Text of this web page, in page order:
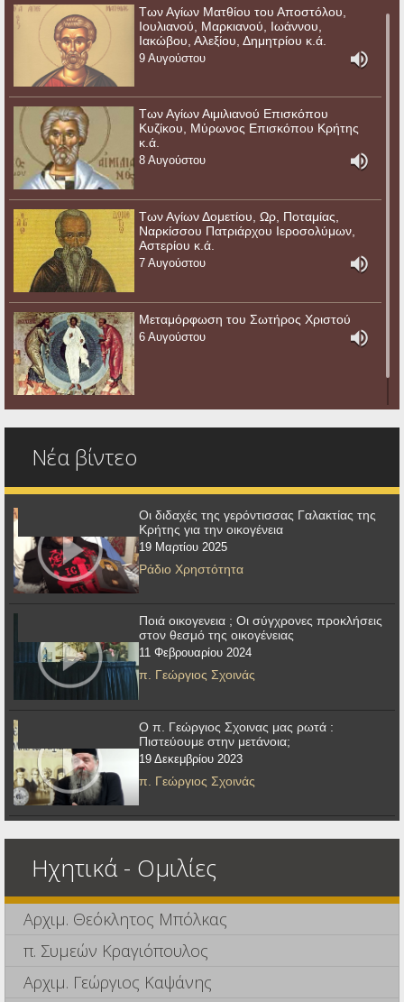
Των Αγίων Ματθίου του Αποστόλου,
Ιουλιανού, Μαρκιανού, Ιωάννου,
Ιακώβου, Αλεξίου, Δημητρίου κ.ά.
9 Αυγούστου
Των Αγίων Αιμιλιανού Επισκόπου
Κυζίκου, Μύρωνος Επισκόπου Κρήτης
κ.ά.
8 Αυγούστου
Των Αγίων Δομετίου, Ωρ, Ποταμίας,
Ναρκίσσου Πατριάρχου Ιεροσολύμων,
Αστερίου κ.ά.
7 Αυγούστου
Μεταμόρφωση του Σωτήρος Χριστού
6 Αυγούστου
Νέα βίντεο
Οι διδαχές της γερόντισσας Γαλακτίας της
Κρήτης για την οικογένεια
19 Μαρτίου 2025
Ράδιο Χρηστότητα
Ποιά οικογενεια ; Οι σύγχρονες προκλήσεις
στον θεσμό της οικογένειας
11 Φεβρουαρίου 2024
π. Γεώργιος Σχοινάς
Ο π. Γεώργιος Σχοινας μας ρωτά :
Πιστεύουμε στην μετάνοια;
19 Δεκεμβρίου 2023
π. Γεώργιος Σχοινάς
Ηχητικά - Ομιλίες
Αρχιμ. Θεόκλητος Μπόλκας
π. Συμεών Κραγιόπουλος
Αρχιμ. Γεώργιος Καψάνης